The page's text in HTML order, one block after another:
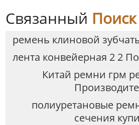
Связанный Поиск
ремень клиновой
лента конвейерная 2 2
Китай ремни грм
полиуретановые
сечения